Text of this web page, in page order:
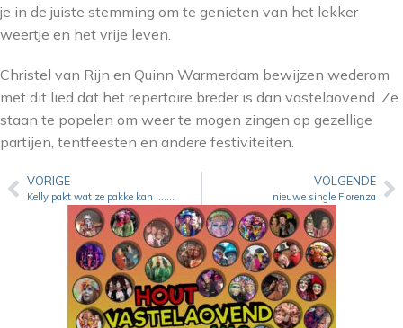
je in de juiste stemming om te genieten van het lekker
weertje en het vrije leven.
Christel van Rijn en Quinn Warmerdam bewijzen wederom
met dit lied dat het repertoire breder is dan vastelaovend. Ze
staan te popelen om weer te mogen zingen op gezellige
partijen, tentfeesten en andere festiviteiten.
VORIGE
Kelly pakt wat ze pakke kan …….
VOLGENDE
nieuwe single Fiorenza